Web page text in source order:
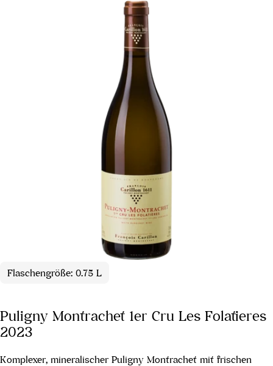
Flaschengröße: 0.75 L
Puligny Montrachet 1er Cru Les Folatieres
2023
Komplexer, mineralischer Puligny Montrachet mit frischen